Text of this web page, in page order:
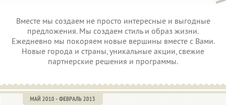
Вместе мы создаем не просто интересные и выгодные
предложения. Мы создаем стиль и образ жизни.
Ежедневно мы покоряем новые вершины вместе с Вами.
Новые города и страны, уникальные акции, свежие
партнерские решения и программы.